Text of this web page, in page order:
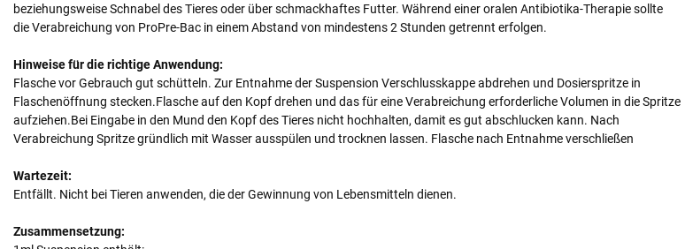
beziehungsweise Schnabel des Tieres oder über schmackhaftes Futter. Während einer oralen Antibiotika-Therapie sollte
die Verabreichung von ProPre-Bac in einem Abstand von mindestens 2 Stunden getrennt erfolgen.
Hinweise für die richtige Anwendung:
Flasche vor Gebrauch gut schütteln. Zur Entnahme der Suspension Verschlusskappe abdrehen und Dosierspritze in
Flaschenöffnung stecken.Flasche auf den Kopf drehen und das für eine Verabreichung erforderliche Volumen in die Spritze
aufziehen.Bei Eingabe in den Mund den Kopf des Tieres nicht hochhalten, damit es gut abschlucken kann. Nach
Verabreichung Spritze gründlich mit Wasser ausspülen und trocknen lassen. Flasche nach Entnahme verschließen
Wartezeit:
Entfällt. Nicht bei Tieren anwenden, die der Gewinnung von Lebensmitteln dienen.
Zusammensetzung: